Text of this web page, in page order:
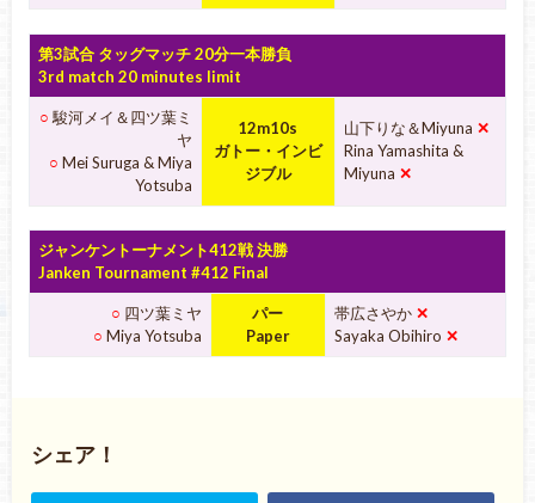
第3試合 タッグマッチ 20分一本勝負
3rd match 20 minutes limit
○ 駿河メイ＆四ツ葉ミ
ヤ
○ Mei Suruga & Miya
Yotsuba
12m10s
ガトー・インビ
ジブル
山下りな＆Miyuna ✕
Rina Yamashita &
Miyuna ✕
ジャンケントーナメント412戦 決勝
Janken Tournament #412 Final
○ 四ツ葉ミヤ
○ Miya Yotsuba
パー
Paper
帯広さやか ✕
Sayaka Obihiro ✕
シェア！